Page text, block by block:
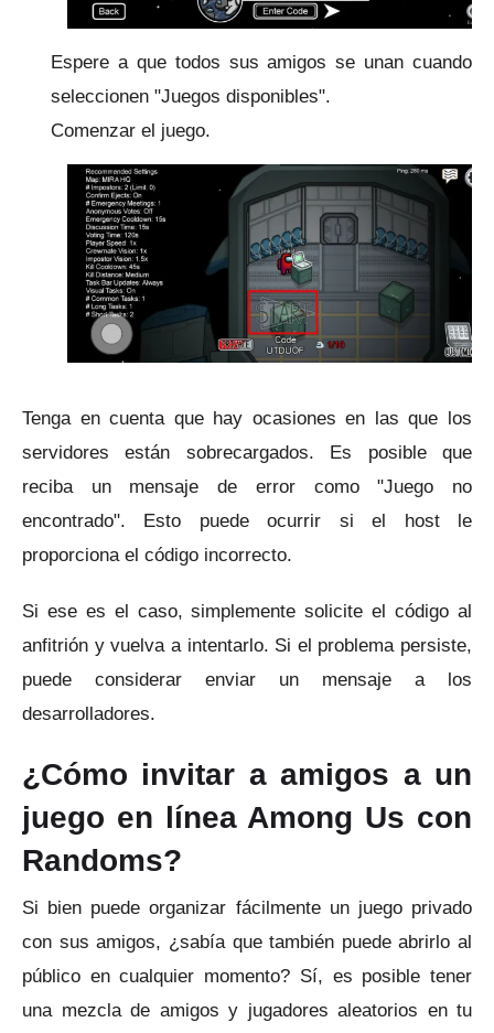
Espere a que todos sus amigos se unan cuando
seleccionen "Juegos disponibles".
Comenzar el juego.
Tenga en cuenta que hay ocasiones en las que los
servidores están sobrecargados.
Es posible que
reciba un mensaje de error como "Juego no
encontrado".
Esto puede ocurrir si el host le
proporciona el código incorrecto.
Si ese es el caso, simplemente solicite el código al
anfitrión y vuelva a intentarlo. Si el problema persiste,
puede considerar enviar un mensaje a los
desarrolladores.
¿Cómo invitar a amigos a un
juego en línea Among Us con
Randoms?
Si bien puede organizar fácilmente un juego privado
con sus amigos, ¿sabía que también puede abrirlo al
público en cualquier momento? Sí, es posible tener
una mezcla de amigos y jugadores aleatorios en tu